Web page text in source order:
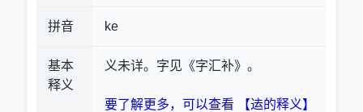
拼音 ke
基本
释义
义未详。字见《字汇补》。
要了解更多，可以查看 【迲的释义】